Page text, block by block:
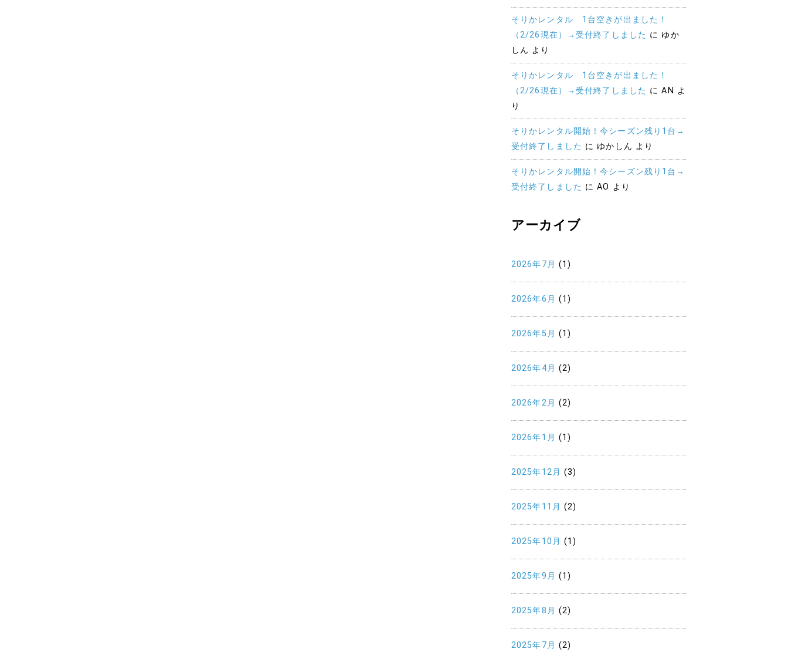
そりかレンタル 1台空きが出ました！
（2/26現在）→受付終了しました に ゆか
しん より
そりかレンタル 1台空きが出ました！
（2/26現在）→受付終了しました にAN よ
り
そりかレンタル開始！今シーズン残り1台→
受付終了しました に ゆかしん より
そりかレンタル開始！今シーズン残り1台→
受付終了しました にAO より
アーカイブ
2026年7月 (1)
2026年6月 (1)
2026年5月 (1)
2026年4月 (2)
2026年2月 (2)
2026年1月 (1)
2025年12月 (3)
2025年11月 (2)
2025年10月 (1)
2025年9月 (1)
2025年8月 (2)
2025年7月 (2)